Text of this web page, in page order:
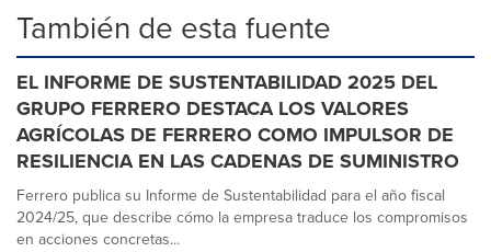
También de esta fuente
EL INFORME DE SUSTENTABILIDAD 2025 DEL
GRUPO FERRERO DESTACA LOS VALORES
AGRÍCOLAS DE FERRERO COMO IMPULSOR DE
RESILIENCIA EN LAS CADENAS DE SUMINISTRO
Ferrero publica su Informe de Sustentabilidad para el año fiscal
2024/25, que describe cómo la empresa traduce los compromisos
en acciones concretas...